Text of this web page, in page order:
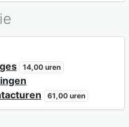
14,00 uren
61,00 uren